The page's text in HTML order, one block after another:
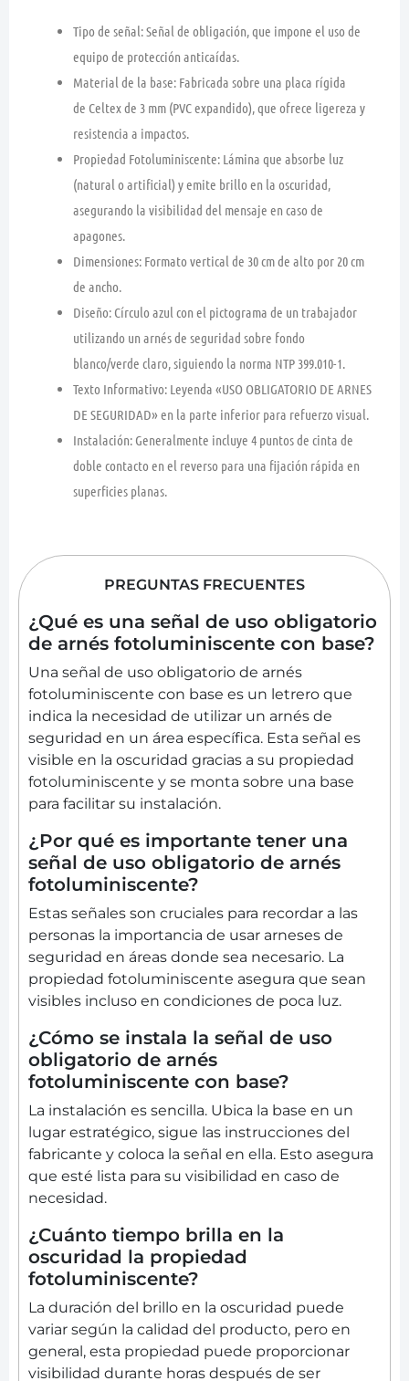
Tipo de señal:Señal de obligación, que impone el uso de
equipo de protección anticaídas.
Material de la base: Fabricada sobre una placa rígida
de Celtex de 3 mm (PVC expandido), que ofrece ligereza y
resistencia a impactos.
Propiedad Fotoluminiscente: Lámina que absorbe luz
(natural o artificial) yemite brillo en la oscuridad,
asegurando la visibilidad del mensaje en caso de
apagones.
Dimensiones: Formato vertical de 30 cm de alto por 20 cm
de ancho.
Diseño: Círculo azul con el pictograma de un trabajador
utilizando un arnés de seguridad sobre fondo
blanco/verde claro, siguiendo la norma NTP 399.010-1.
Texto Informativo: Leyenda «USO OBLIGATORIO DE ARNES
DE SEGURIDAD» en la parte inferior para refuerzo visual.
Instalación: Generalmente incluye 4 puntos de cinta de
doble contacto en el reverso para una fijación rápida en
superficies planas.
PREGUNTAS FRECUENTES
¿Qué es una señal de uso obligatorio
de arnés fotoluminiscente con base?
Una señal de uso obligatorio de arnés
fotoluminiscente con base es un letrero que
indica la necesidad de utilizar un arnés de
seguridad en un área específica. Esta señal es
visible en la oscuridad gracias a su propiedad
fotoluminiscente y se monta sobre una base
para facilitar su instalación.
¿Por qué es importante tener una
señal de uso obligatorio de arnés
fotoluminiscente?
Estas señales son cruciales para recordar a las
personas la importancia de usar arneses de
seguridad en áreas donde sea necesario. La
propiedad fotoluminiscente asegura que sean
visibles incluso en condiciones de poca luz.
¿Cómo se instala la señal de uso
obligatorio de arnés
fotoluminiscente con base?
La instalación es sencilla. Ubica la base en un
lugar estratégico, sigue las instrucciones del
fabricante y coloca la señal en ella. Esto asegura
que esté lista para su visibilidad en caso de
necesidad.
¿Cuánto tiempo brilla en la
oscuridad la propiedad
fotoluminiscente?
La duración del brillo en la oscuridad puede
variar según la calidad del producto, pero en
general, esta propiedad puede proporcionar
visibilidad durante horas después de ser